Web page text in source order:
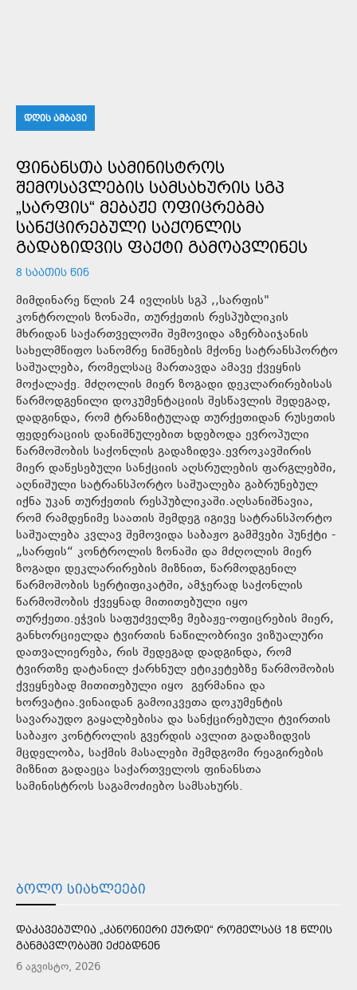
ᲓᲦᲘᲡ ᲐᲛᲑᲐᲕᲘ
ᲤᲘᲜᲐᲜᲡᲗᲐ ᲡᲐᲛᲘᲜᲘᲡᲢᲠᲝᲡ
ᲨᲔᲛᲝᲡᲐᲕᲚᲔᲑᲘᲡ ᲡᲐᲛᲡᲐᲮᲣᲠᲘᲡ ᲡᲒᲞ
„ᲡᲐᲠᲤᲘᲡ“ ᲛᲔᲑᲐᲟᲔ ᲝᲤᲘᲪᲠᲔᲑᲛᲐ
ᲡᲐᲜᲥᲪᲘᲠᲔᲑᲣᲚᲘ ᲡᲐᲥᲝᲜᲚᲘᲡ
ᲒᲐᲓᲐᲖᲘᲓᲕᲘᲡ ᲤᲐᲥᲢᲘ ᲒᲐᲛᲝᲐᲕᲚᲘᲜᲔᲡ
8 ᲡᲐᲐᲗᲘᲡ ᲬᲘᲜ
მიმდინარე წლის 24 ივლისს სგპ ,,სარფის"
კონტროლის ზონაში, თურქეთის რესპუბლიკის
მხრიდან საქართველოში შემოვიდა აზერბაიჯანის
სახელმწიფო სანომრე ნიშნების მქონე სატრანსპორტო
საშუალება, რომელსაც მართავდა ამავე ქვეყნის
მოქალაქე. მძღოლის მიერ ზოგადი დეკლარირებისას
წარმოდგენილი დოკუმენტაციის შესწავლის შედეგად,
დადგინდა, რომ ტრანზიტულად თურქეთიდან რუსეთის
ფედერაციის დანიშნულებით ხდებოდა ევროპული
წარმოშობის საქონლის გადაზიდვა.ევროკავშირის
მიერ დაწესებული სანქციის აღსრულების ფარგლებში,
აღნიშული სატრანსპორტო საშუალება გაბრუნებულ
იქნა უკან თურქეთის რესპუბლიკაში.აღსანიშნავია,
რომ რამდენიმე საათის შემდეგ იგივე სატრანსპორტო
საშუალება კვლავ შემოვიდა საბაჟო გამშვები პუნქტი -
„სარფის“ კონტროლის ზონაში და მძღოლის მიერ
ზოგადი დეკლარირების მიზნით, წარმოდგენილ
წარმოშობის სერტიფიკატში, ამჯერად საქონლის
წარმოშობის ქვეყნად მითითებული იყო
თურქეთი.ეჭვის საფუძველზე მებაჟე-ოფიცრების მიერ,
განხორციელდა ტვირთის ნაწილობრივი ვიზუალური
დათვალიერება, რის შედეგად დადგინდა, რომ
ტვირთზე დატანილ ქარხნულ ეტიკეტებზე წარმოშობის
ქვეყნებად მითითებული იყო გერმანია და
ხორვატია.ვინაიდან გამოიკვეთა დოკუმენტის
სავარაუდო გაყალბებისა და სანქცირებული ტვირთის
საბაჟო კონტროლის გვერდის ავლით გადაზიდვის
მცდელობა, საქმის მასალები შემდგომი რეაგირების
მიზნით გადაეცა საქართველოს ფინანსთა
სამინისტროს საგამოძიებო სამსახურს.
ᲑᲝᲚᲝ ᲡᲘᲐᲮᲚᲔᲔᲑᲘ
ᲓᲐᲙᲐᲕᲔᲑᲣᲚᲘᲐ „ᲙᲐᲜᲝᲜᲘᲔᲠᲘ ᲥᲣᲠᲓᲘ“ ᲠᲝᲛᲔᲚᲡᲐᲪ 18 ᲬᲚᲘᲡ
ᲒᲐᲜᲛᲐᲕᲚᲝᲑᲐᲨᲘ ᲔᲫᲔᲑᲓᲜᲔᲜ
6 აგვისტო, 2026